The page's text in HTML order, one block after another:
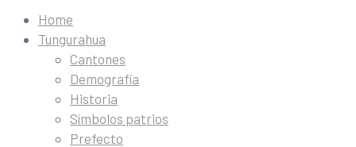
Home
Tungurahua
Cantones
Demografía
Historia
Símbolos patrios
Prefecto